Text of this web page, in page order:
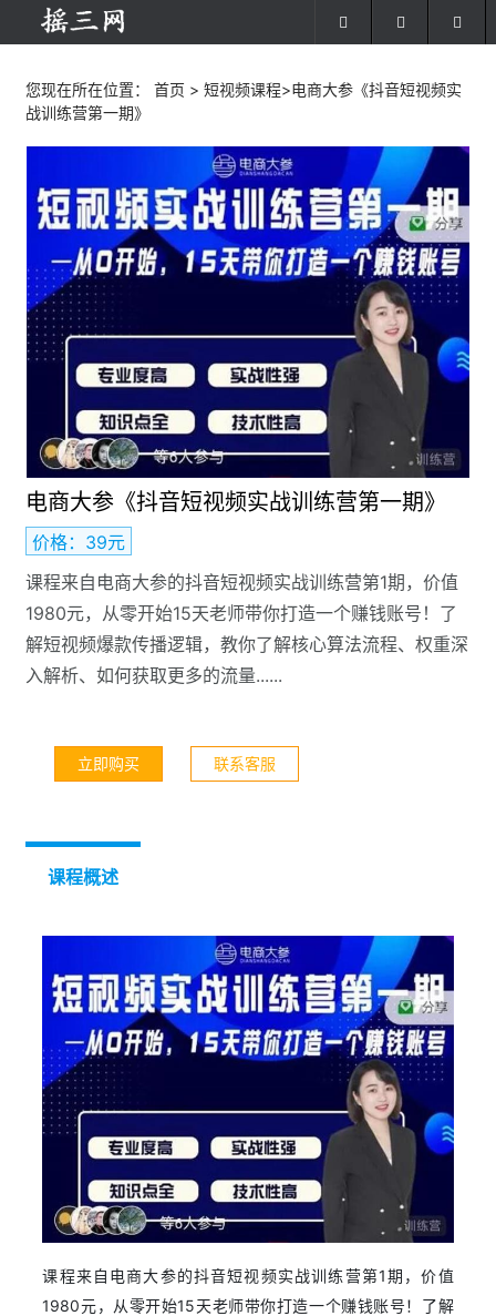
您现在所在位置： 首页 >短视频课程>电商大参《抖音短视频实
战训练营第一期》
电商大参《抖音短视频实战训练营第一期》
价格：39元
课程来自电商大参的抖音短视频实战训练营第1期，价值
1980元，从零开始15天老师带你打造一个赚钱账号！了
解短视频爆款传播逻辑，教你了解核心算法流程、权重深
入解析、如何获取更多的流量......
立即购买 联系客服
课程概述
课程来自电商大参的抖音短视频实战训练营第1期，价值
1980元，从零开始15天老师带你打造一个赚钱账号！了解